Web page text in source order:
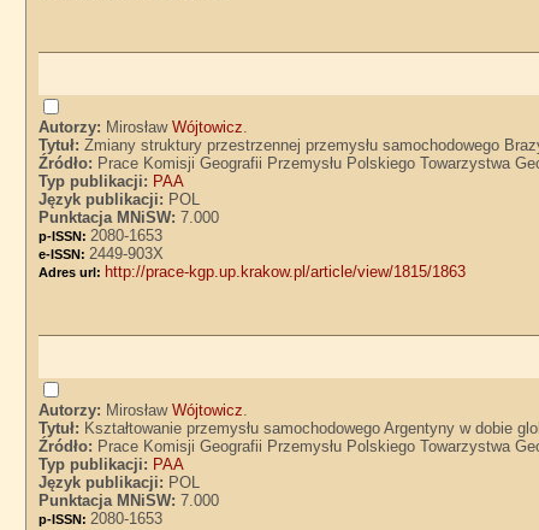
Autorzy: MirosławWójtowicz.
Tytuł:Zmiany struktury przestrzennej przemysłu samochodowego
Źródło: Prace Komisji Geografii Przemysłu Polskiego Towarzystwa
Typ publikacji: PAA
Język publikacji: POL
Punktacja MNiSW:7.000
p-ISSN: 2080-1653
e-ISSN: 2449-903X
Adres url: http://prace-kgp.up.krakow.pl/article/view/1815/1863
Autorzy: MirosławWójtowicz.
Tytuł: Kształtowanie przemysłu samochodowego Argentyny w dobie
Źródło: Prace Komisji Geografii Przemysłu Polskiego Towarzystwa
Typ publikacji: PAA
Język publikacji: POL
Punktacja MNiSW:7.000
p-ISSN: 2080-1653